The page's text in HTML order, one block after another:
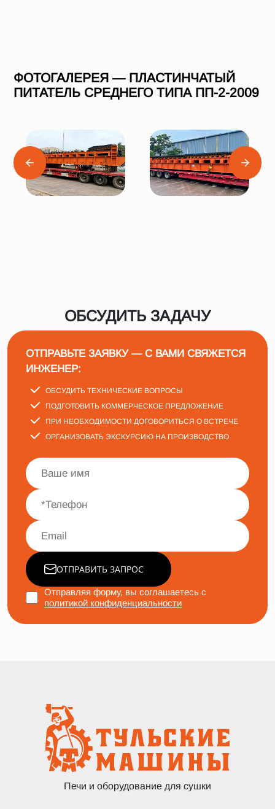
ФОТОГАЛЕРЕЯ — ПЛАСТИНЧАТЫЙ
ПИТАТЕЛЬ СРЕДНЕГО ТИПА ПП-2-2009
ОБСУДИТЬ ЗАДАЧУ
ОТПРАВЬТЕ ЗАЯВКУ — С ВАМИ СВЯЖЕТСЯ
ИНЖЕНЕР:
ОБСУДИТЬ ТЕХНИЧЕСКИЕ ВОПРОСЫ
ПОДГОТОВИТЬ КОММЕРЧЕСКОЕ ПРЕДЛОЖЕНИЕ
ПРИ НЕОБХОДИМОСТИ ДОГОВОРИТЬСЯ О ВСТРЕЧЕ
ОРГАНИЗОВАТЬ ЭКСКУРСИЮ НА ПРОИЗВОДСТВО
ОТПРАВИТЬ ЗАПРОС
Отправляя форму, вы соглашаетесь с
политикой конфиденциальности
Печи и оборудование для сушки